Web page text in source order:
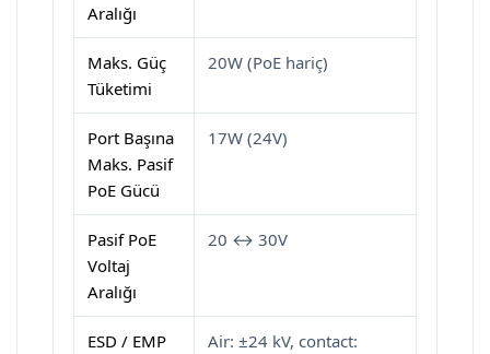
Aralığı
Maks. Güç
Tüketimi
20W (PoE hariç)
Port Başına
Maks. Pasif
PoE Gücü
17W (24V)
Pasif PoE
Voltaj
Aralığı
20 ↔ 30V
ESD / EMP
Air: ±24 kV, contact: